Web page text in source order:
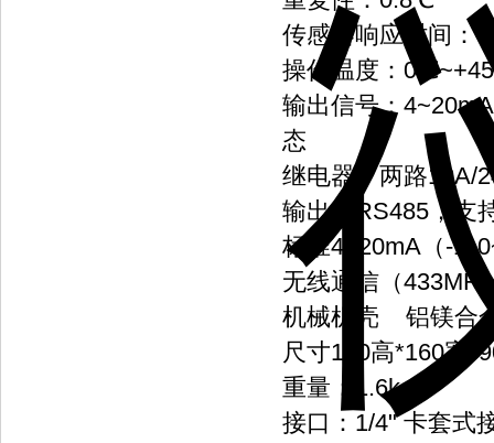
传感器响应时间：
操作温度：
输出信号：
态
继电器：两路10A/
输出：RS485，支
标准4~20mA（-
无线通信（
机械机壳 铝镁合
尺寸160高*160宽
重量：1.6kg
接口：1/4" 卡套式